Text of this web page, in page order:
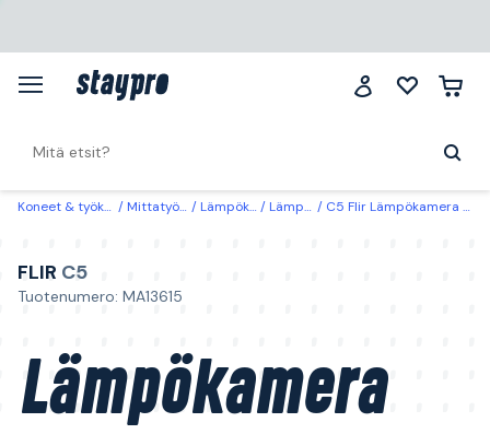
Koneet & työkalut Mittatyökalut Lämpökamerat Lämpökamerat C5 Flir Lämpökamera 3,5 tuuman integroitu kosketusnäyttö
FLIR C5
Tuotenumero: MA13615
Lämpökamera